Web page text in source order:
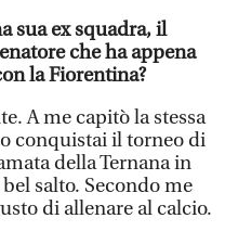
sua ex squadra, il
che ha appena
la Fiorentina?
A me capitò la stessa
conquistai il torneo di
della Ternana in
salto. Secondo me
di allenare al calcio.